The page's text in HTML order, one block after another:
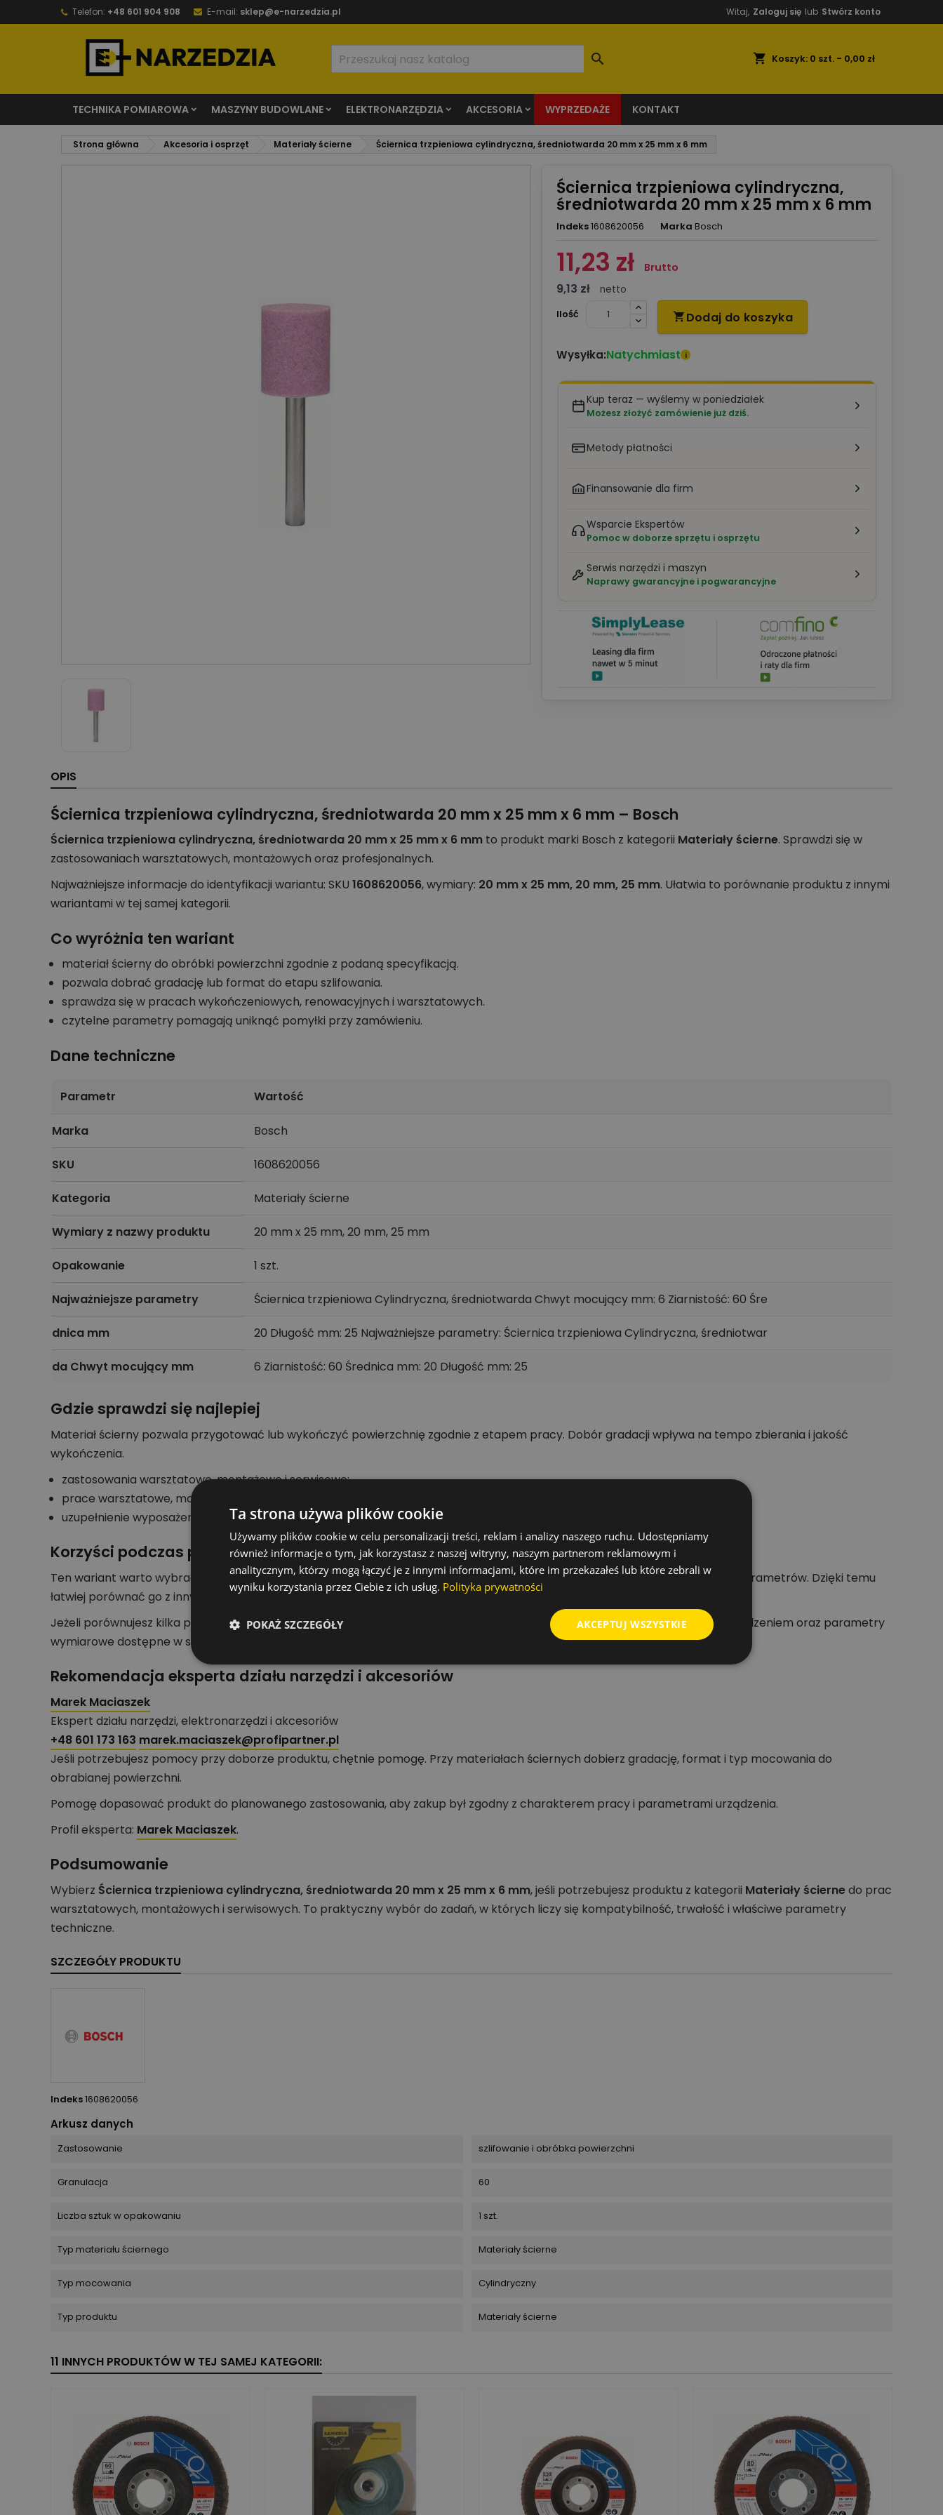
Telefon: +48 601 904 908 E-mail: sklep@e-narzedzia.pl Witaj, Zaloguj się lub Stwórz konto
shopping_cart Koszyk: 0 szt. - 0,00 zł

TECHNIKA POMIAROWA MASZYNY BUDOWLANE ELEKTRONARZĘDZIA AKCESORIA WYPRZEDAŻE KONTAKT
Strona główna Akcesoria i osprzęt Materiały ścierne Ściernica trzpieniowa cylindryczna, średniotwarda 20 mm x 25 mm x 6 mm
Ściernica trzpieniowa cylindryczna,
średniotwarda 20 mm x 25 mm x 6 mm
Indeks1608620056 Marka Bosch
11,23 zł Brutto
9,13 zł
netto
Ilość
 Dodaj do koszyka
Wysyłka:Natychmiast i
Kup teraz — wyślemy w poniedziałek
Możesz złożyć zamówienie już dziś.
Metody płatności
Finansowanie dla firm
Wsparcie Ekspertów
Pomoc w doborze sprzętu i osprzętu
Serwis narzędzi i maszyn
Naprawy gwarancyjne i pogwarancyjne
OPIS
Ściernica trzpieniowa cylindryczna, średniotwarda 20 mm x 25 mm x 6 mm – Bosch
Ściernica trzpieniowa cylindryczna, średniotwarda 20 mm x 25 mm x 6 mm to produkt marki Bosch z kategorii Materiały ścierne. Sprawdzi się w
zastosowaniach warsztatowych, montażowych oraz profesjonalnych.
Najważniejsze informacje do identyfikacji wariantu: SKU 1608620056, wymiary: 20 mm x 25 mm, 20 mm, 25 mm. Ułatwia to porównanie produktu z innymi
wariantami w tej samej kategorii.
Co wyróżnia ten wariant
materiał ścierny do obróbki powierzchni zgodnie z podaną specyfikacją.
pozwala dobrać gradację lub format do etapu szlifowania.
sprawdza się w pracach wykończeniowych, renowacyjnych i warsztatowych.
czytelne parametry pomagają uniknąć pomyłki przy zamówieniu.
Dane techniczne
Parametr Wartość
Marka Bosch
SKU 1608620056
Kategoria Materiały ścierne
Wymiary z nazwy produktu 20 mm x 25 mm, 20 mm, 25 mm
Opakowanie 1 szt.
Najważniejsze parametry Ściernica trzpieniowa Cylindryczna, średniotwarda Chwyt mocujący mm: 6 Ziarnistość: 60 Śre
dnica mm 20 Długość mm: 25 Najważniejsze parametry: Ściernica trzpieniowa Cylindryczna, średniotwar
da Chwyt mocujący mm 6 Ziarnistość: 60 Średnica mm: 20 Długość mm: 25
Gdzie sprawdzi się najlepiej
Materiał ścierny pozwala przygotować lub wykończyć powierzchnię zgodnie z etapem pracy. Dobór gradacji wpływa na tempo zbierania i jakość
wykończenia.
zastosowania warsztatowe, montażowe i serwisowe;
prace warsztatowe, montażowe, remontowe lub budowlane;
uzupełnienie wyposażenia profesjonalnego użytkownika i majsterkowicza.
Korzyści podczas pracy
Ten wariant warto wybrać, gdy potrzebujesz produktu Bosch z jasno opisanym zastosowaniem i kompletem podstawowych parametrów. Dzięki temu
łatwiej porównać go z innymi modelami i dobrać do konkretnego zadania.
Jeżeli porównujesz kilka podobnych produktów, zwróć uwagę przede wszystkim na oznaczenie modelu, kompatybilność z urządzeniem oraz parametry
wymiarowe dostępne w sekcji danych technicznych.
Rekomendacja eksperta działu narzędzi i akcesoriów
Marek Maciaszek
Ekspert działu narzędzi, elektronarzędzi i akcesoriów
+48 601 173 163 marek.maciaszek@profipartner.pl
Jeśli potrzebujesz pomocy przy doborze produktu, chętnie pomogę. Przy materiałach ściernych dobierz gradację, format i typ mocowania do
obrabianej powierzchni.
Pomogę dopasować produkt do planowanego zastosowania, aby zakup był zgodny z charakterem pracy i parametrami urządzenia.
Profil eksperta: Marek Maciaszek.
Podsumowanie
Wybierz Ściernica trzpieniowa cylindryczna, średniotwarda 20 mm x 25 mm x 6 mm, jeśli potrzebujesz produktu z kategorii Materiały ściernedo prac
warsztatowych, montażowych i serwisowych. To praktyczny wybór do zadań, w których liczy się kompatybilność, trwałość i właściwe parametry
techniczne.
SZCZEGÓŁY PRODUKTU
Indeks1608620056
Arkusz danych
Zastosowanie szlifowanie i obróbka powierzchni
Granulacja 60
Liczba sztuk w opakowaniu 1 szt.
Typ materiału ściernego Materiały ścierne
Typ mocowania Cylindryczny
Typ produktu Materiały ścierne
11 INNYCH PRODUKTÓW W TEJ SAMEJ KATEGORII:
Ta strona używa plików cookie
Używamy plików cookie w celu personalizacji treści, reklam i analizy naszego ruchu. Udostępniamy
również informacje o tym, jak korzystasz z naszej witryny, naszym partnerom reklamowym i
analitycznym, którzy mogą łączyć je z innymi informacjami, które im przekazałeś lub które zebrali w
wyniku korzystania przez Ciebie z ich usług. Polityka prywatności
AKCEPTUJ WSZYSTKIE
POKAŻ SZCZEGÓŁY